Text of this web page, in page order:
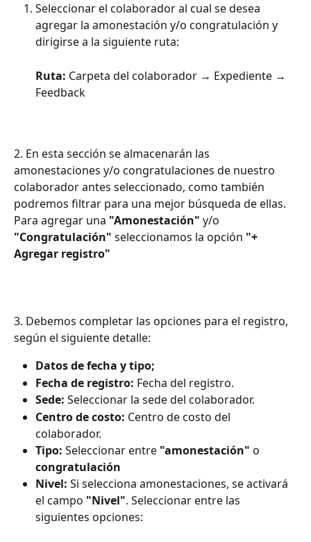
Seleccionar el colaborador al cual se desea
agregar la amonestación y/o congratulación y
dirigirse a la siguiente ruta:
Ruta: Carpeta del colaborador → Expediente →
Feedback
2. En esta sección se almacenarán las
amonestaciones y/o congratulaciones de nuestro
colaborador antes seleccionado, como también
podremos filtrar para una mejor búsqueda de ellas.
Para agregar una "Amonestación" y/o
"Congratulación" seleccionamos la opción "+
Agregar registro"
3. Debemos completar las opciones para el registro,
según el siguiente detalle:
Datos de fecha y tipo;
Fecha de registro: Fecha del registro.
Sede: Seleccionar la sede del colaborador.
Centro de costo: Centro de costo del
colaborador.
Tipo: Seleccionar entre "amonestación" o
congratulación
Nivel: Si selecciona amonestaciones, se activará
el campo "Nivel". Seleccionar entre las
siguientes opciones: